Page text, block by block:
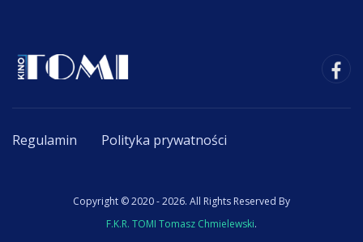
Regulamin Polityka prywatności
Copyright © 2020 - 2026. All Rights Reserved By
F.K.R. TOMI Tomasz Chmielewski.